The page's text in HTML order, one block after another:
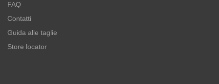
FAQ
Contatti
Guida alle taglie
Store locator